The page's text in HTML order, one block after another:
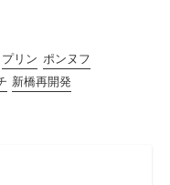
プリン ポンヌフ
新橋再開発